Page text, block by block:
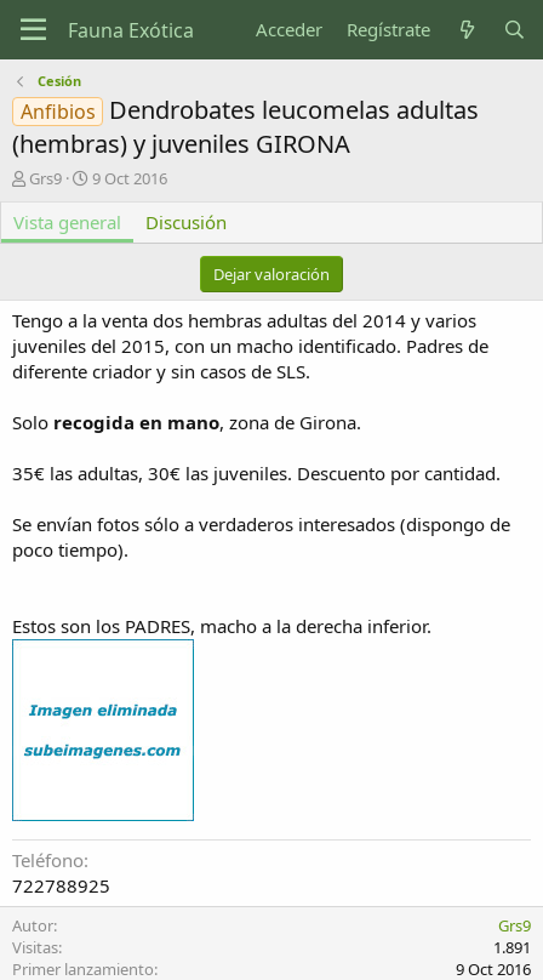
Acceder Regístrate
Cesión
Anfibios
Dendrobates leucomelas adultas
(hembras) y juveniles GIRONA
A
t
o
Grs9
F
c
h
c
r
e
c
n
9 Oct 2016
Vista general Discusión
Dejar valoración
Tengo a la venta dos hembras adultas del 2014 y varios
juveniles del 2015, con un macho identificado. Padres de
diferente criador y sin casos de SLS.
Solo recogida en mano, zona de Girona.
35€ las adultas, 30€ las juveniles. Descuento por cantidad.
Se envían fotos sólo a verdaderos interesados (dispongo de
poco tiempo).
Estos son los PADRES, macho a la derecha inferior.
Teléfono
722788925
Autor
Grs9
Visitas
1.891
Primer lanzamiento
9 Oct 2016